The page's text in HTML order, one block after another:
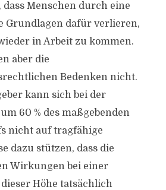
Menschen durch eine
Grundlagen dafür verlieren,
in Arbeit zu kommen.
aber die
Bedenken nicht.
kann sich bei der
60 % des maßgebenden
nicht auf tragfähige
dazu stützen, dass die
Wirkungen bei einer
Höhe tatsächlich